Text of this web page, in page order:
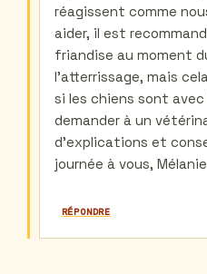
réagissent comme
aider, il est
friandise au moment
l'atterrissage, mais
si les chiens sont avec
demander à un
d'explications et
journée à vous,
RÉPONDRE